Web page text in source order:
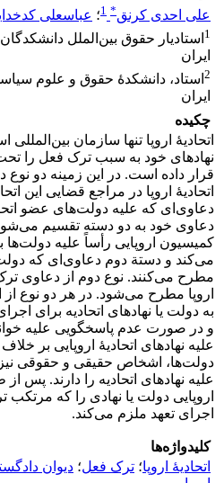
علی احدی کرنق*
1؛ عباسعلی
1 استادیار حقوق بین‌الملل
ایران
2 استاد، دانشکدۀ حقوق و علوم
ایران
چکیده
اتحادیۀ اروپا تنها سازمان
نهادهای خود به سبب ترک فعل را
قرار داده است. در این زمینه دو
اتحادیۀ اروپا در مراجع قضایی این
دعاوی‌ای که علیه دولت‌های عضو
دعاوی خود به دو دسته تقسیم
کمیسیون اروپایی رأساً علیه
می‌کند و دستة دوم دعاوی‌ای که
مطرح می‌کنند. نوع دوم از دعاوی ترک
اروپا مطرح می‌شود. در هر دو نوع از
به دولت یا نهادهای اتحادیه برای
و در صورت عدم پاسخگویی علیه
علیه نهادهای اتحادیۀ اروپایی بر
دولت‌ها، اشخاص حقیقی و حقوقی
علیه نهادهای اتحادیه را دارند. پس
اروپایی دولت یا نهادی را که
اجرای تعهد ملزم می‌کند.
کلیدواژه‌ها
اتحادیۀ اروپا؛ ترک فعل؛ دیوان